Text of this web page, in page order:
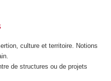
culture et territoire. Notions
de structures ou de projets